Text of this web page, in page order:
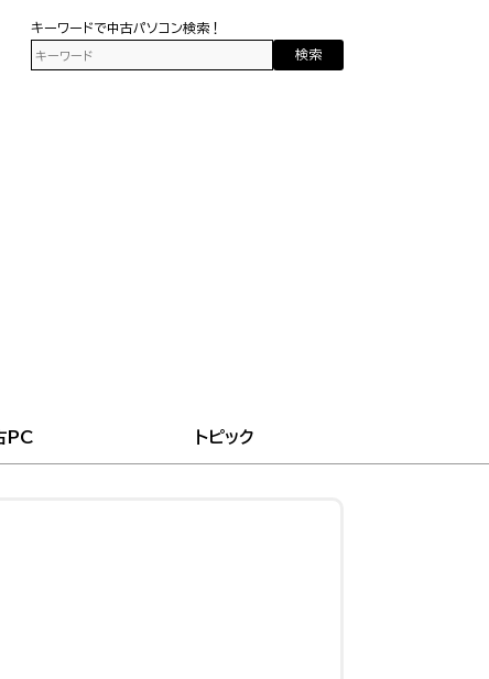
キーワードで中古パソコン検索！
検索
PC トピック